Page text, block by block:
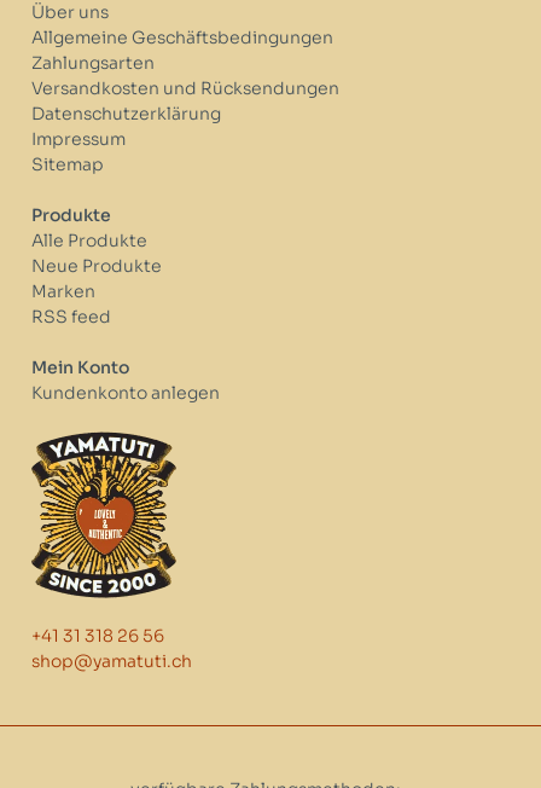
Über uns
Allgemeine Geschäftsbedingungen
Zahlungsarten
Versandkosten und Rücksendungen
Datenschutzerklärung
Impressum
Sitemap
Produkte
Alle Produkte
Neue Produkte
Marken
RSS feed
Mein Konto
Kundenkonto anlegen
+41 31 318 26 56
shop@yamatuti.ch